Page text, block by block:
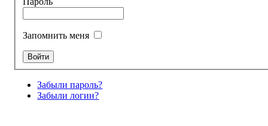
Запомнить меня
Забыли пароль?
Забыли логин?